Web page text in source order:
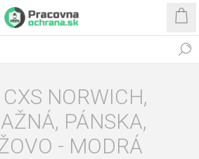
NORWICH,
PÁNSKA,
- MODRÁ